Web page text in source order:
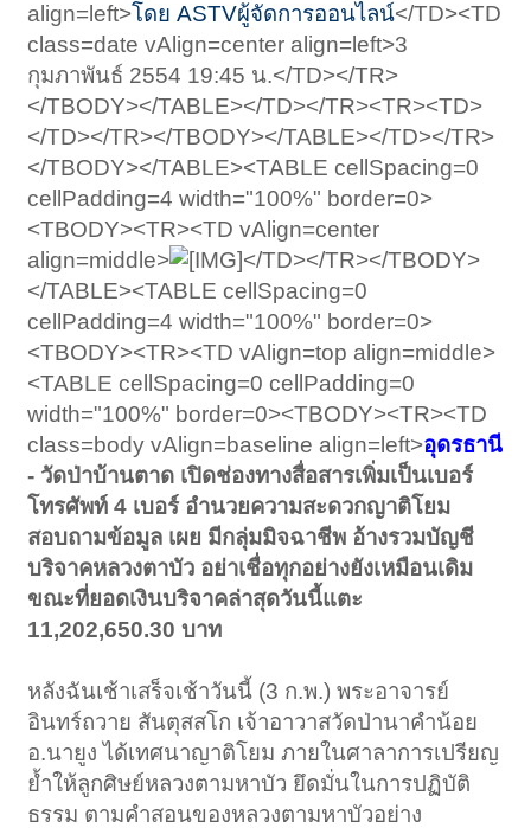
align=left>โดย ASTVผู้จัดการออนไลน์</TD><TD
class=date vAlign=center align=left>3
กุมภาพันธ์ 2554 19:45 น.</TD></TR>
</TBODY></TABLE></TD></TR><TR><TD>
</TD></TR></TBODY></TABLE></TD></TR>
</TBODY></TABLE><TABLE cellSpacing=0
cellPadding=4 width="100%" border=0>
<TBODY><TR><TD vAlign=center
align=middle>
</TD></TR></TBODY>
</TABLE><TABLE cellSpacing=0
cellPadding=4 width="100%" border=0>
<TBODY><TR><TD vAlign=top align=middle>
<TABLE cellSpacing=0 cellPadding=0
width="100%" border=0><TBODY><TR><TD
class=body vAlign=baseline align=left>อุดรธานี
- วัดป่าบ้านตาด เปิดช่องทางสื่อสารเพิ่มเป็นเบอร์
โทรศัพท์ 4 เบอร์ อำนวยความสะดวกญาติโยม
สอบถามข้อมูล เผย มีกลุ่มมิจฉาชีพ อ้างรวมบัญชี
บริจาคหลวงตาบัว อย่าเชื่อทุกอย่างยังเหมือนเดิม
ขณะที่ยอดเงินบริจาคล่าสุดวันนี้แตะ
11,202,650.30 บาท
หลังฉันเช้าเสร็จเช้าวันนี้ (3 ก.พ.) พระอาจารย์
อินทร์ถวาย สันตุสสโก เจ้าอาวาสวัดป่านาคำน้อย
อ.นายูง ได้เทศนาญาติโยม ภายในศาลาการเปรียญ
ย้ำให้ลูกศิษย์หลวงตามหาบัว ยึดมั่นในการปฏิบัติ
ธรรม ตามคำสอนของหลวงตามหาบัวอย่าง